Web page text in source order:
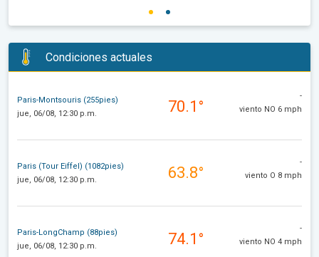
Condiciones actuales
Paris-Montsouris (255pies)
jue, 06/08, 12:30 p.m.
70.1°
-
viento NO 6 mph
Paris (Tour Eiffel) (1082pies)
jue, 06/08, 12:30 p.m.
63.8°
-
viento O 8 mph
Paris-LongChamp (88pies)
jue, 06/08, 12:30 p.m.
74.1°
-
viento NO 4 mph